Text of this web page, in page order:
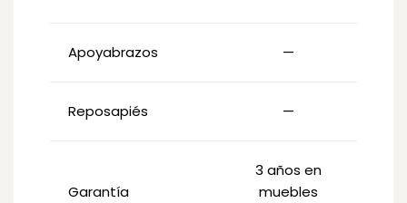
Apoyabrazos —
Reposapiés —
Garantía
3 años en
muebles